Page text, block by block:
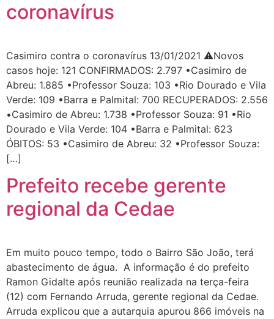
coronavírus
Casimiro contra o coronavírus 13/01/2021 ⚠️Novos
casos hoje: 121 CONFIRMADOS: 2.797 •Casimiro de
Abreu: 1.885 •Professor Souza: 103 •Rio Dourado e Vila
Verde: 109 •Barra e Palmital: 700 RECUPERADOS: 2.556
•Casimiro de Abreu: 1.738 •Professor Souza: 91 •Rio
Dourado e Vila Verde: 104 •Barra e Palmital: 623
ÓBITOS: 53 •Casimiro de Abreu: 32 •Professor Souza:
[…]
Prefeito recebe gerente
regional da Cedae
Em muito pouco tempo, todo o Bairro São João, terá
abastecimento de água. A informação é do prefeito
Ramon Gidalte após reunião realizada na terça-feira
(12) com Fernando Arruda, gerente regional da Cedae.
Arruda explicou que a autarquia apurou 866 imóveis na